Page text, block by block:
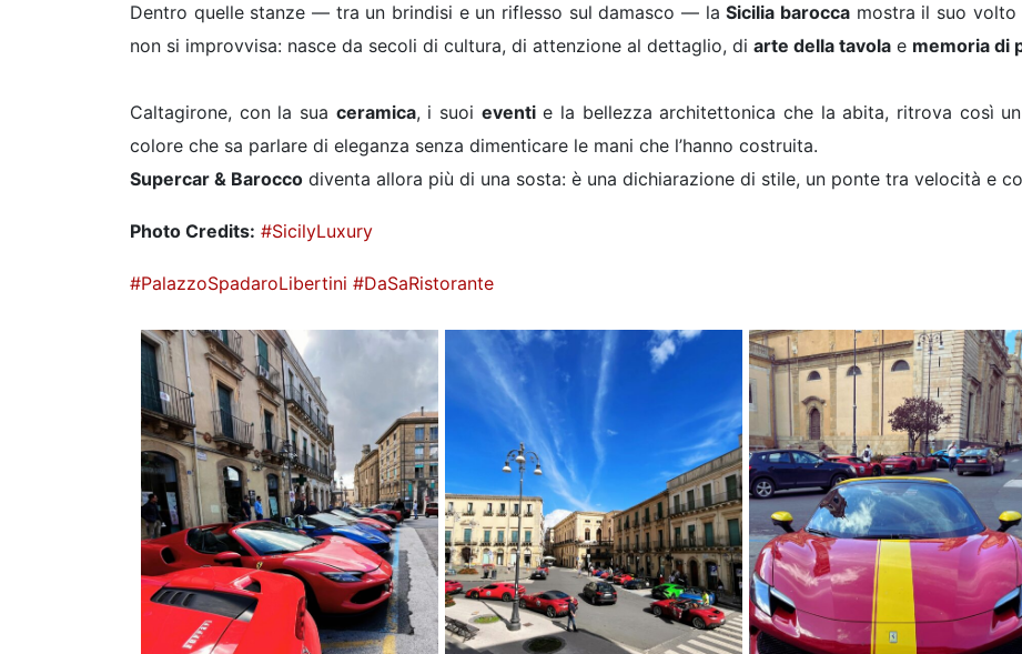
Dentro quelle stanze — tra un brindisi e un riflesso sul damasco — laSicilia barocca mostra il suo
non si improvvisa: nasce da secoli di cultura, di attenzione al dettaglio, di arte della tavola e memoria di
Caltagirone, con la sua ceramica, i suoi eventie la bellezza architettonica che la abita, ritrova così
colore che sa parlare di eleganza senza dimenticare le mani che l’hanno costruita.
Supercar & Barocco diventa allora più di una sosta: è una dichiarazione di stile, un ponte tra velocità e
Photo Credits: #SicilyLuxury
#PalazzoSpadaroLibertini #DaSaRistorante